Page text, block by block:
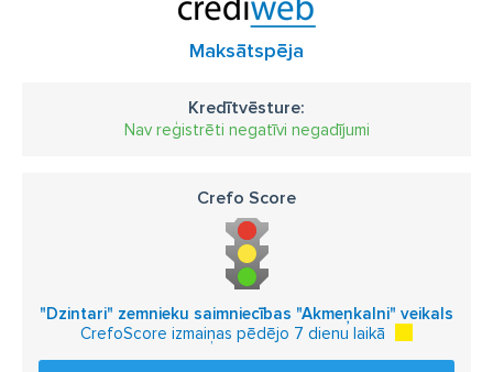
Maksātspēja
Kredītvēsture:
Nav reģistrēti negatīvi negadījumi
Crefo Score
"Dzintari" zemnieku saimniecības "Akmeņkalni" veikals
CrefoScore izmaiņas pēdējo 7 dienu laikā